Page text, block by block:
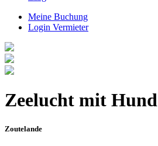
Meine Buchung
Login Vermieter
Zeelucht mit Hund
Zoutelande